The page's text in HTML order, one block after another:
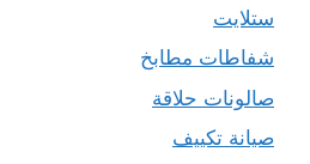
ستلايت
شفاطات مطابخ
صالونات حلاقة
صيانة تكييف